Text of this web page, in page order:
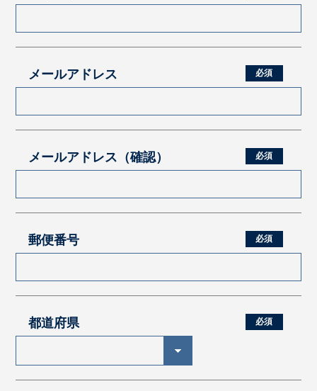
メールアドレス
メールアドレス（確認）
郵便番号
都道府県